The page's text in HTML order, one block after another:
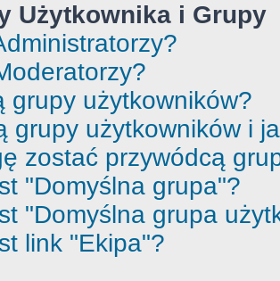
Użytkownika i Grupy
grupy użytkowników?
grupy użytkowników i
zostać przywódcą
"Domyślna grupa"?
"Domyślna grupa
link "Ekipa"?